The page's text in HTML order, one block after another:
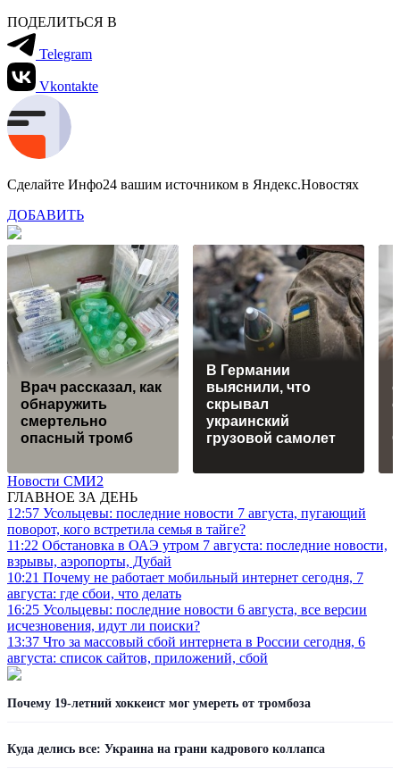
ПОДЕЛИТЬСЯ В
Telegram
Vkontakte
Сделайте Инфо24 вашим источником в Яндекс.Новостях
ДОБАВИТЬ
Врач рассказал, как
обнаружить
смертельно
опасный тромб
В Германии
выяснили, что
скрывал
украинский
грузовой самолет
Новости СМИ2
ГЛАВНОЕ ЗА ДЕНЬ
12:57 Усольцевы: последние новости 7 августа, пугающий
поворот, кого встретила семья в тайге?
11:22 Обстановка в ОАЭ утром 7 августа: последние новости,
взрывы, аэропорты, Дубай
10:21 Почему не работает мобильный интернет сегодня, 7
августа: где сбои, что делать
16:25 Усольцевы: последние новости 6 августа, все версии
исчезновения, идут ли поиски?
13:37 Что за массовый сбой интернета в России сегодня, 6
августа: список сайтов, приложений, сбой
Почему 19-летний хоккеист мог умереть от тромбоза
Куда делись все: Украина на грани кадрового коллапса